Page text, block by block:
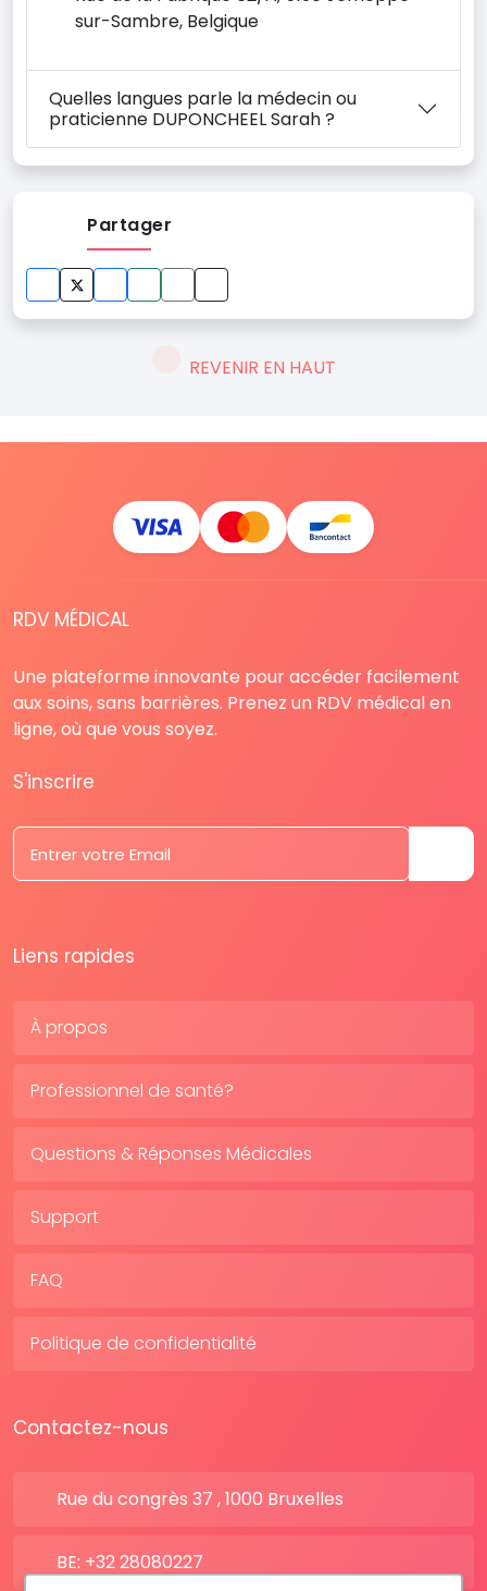
sur-Sambre, Belgique
Quelles langues parle la médecin ou
praticienne DUPONCHEEL Sarah ?
Partager
REVENIR EN HAUT
RDV MÉDICAL
Une plateforme innovante pour accéder facilement
aux soins, sans barrières. Prenez un RDV médical en
ligne, où que vous soyez.
S'inscrire
Liens rapides
À propos
Professionnel de santé?
Questions & Réponses Médicales
Support
FAQ
Politique de confidentialité
Contactez-nous
Rue du congrès 37 , 1000 Bruxelles
BE: +32 28080227